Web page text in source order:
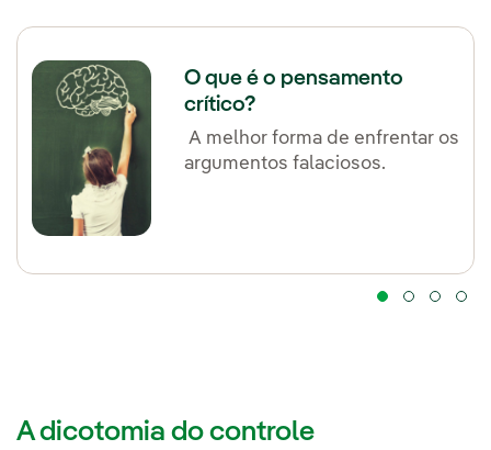
O que é o pensamento
crítico?
A melhor forma de enfrentar os
argumentos falaciosos.
A dicotomia do controle